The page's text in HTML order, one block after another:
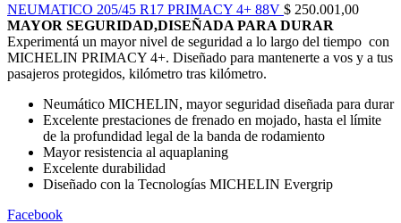
NEUMATICO 205/45 R17 PRIMACY 4+ 88V $ 250.001,00
MAYOR SEGURIDAD,DISEÑADA PARA DURAR
Experimentá un mayor nivel de seguridad a lo largo del tiempo con
MICHELIN PRIMACY 4+. Diseñado para mantenerte a vos y a tus
pasajeros protegidos, kilómetro tras kilómetro.
Neumático MICHELIN, mayor seguridad diseñada para durar
Excelente prestaciones de frenado en mojado, hasta el límite
de la profundidad legal de la banda de rodamiento
Mayor resistencia al aquaplaning
Excelente durabilidad
Diseñado con la Tecnologías MICHELIN Evergrip
Facebook